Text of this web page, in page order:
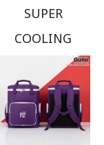
SUPER
COOLING